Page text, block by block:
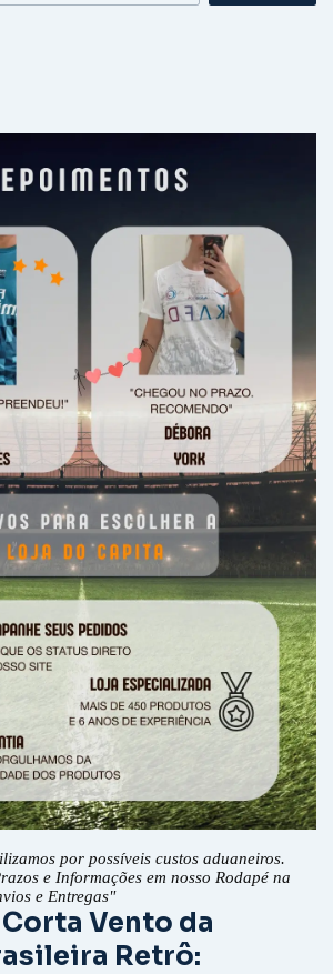
por possíveis custos aduaneiros.
e Informações em nosso Rodapé na
e Entregas"
Corta Vento da
Retrô: